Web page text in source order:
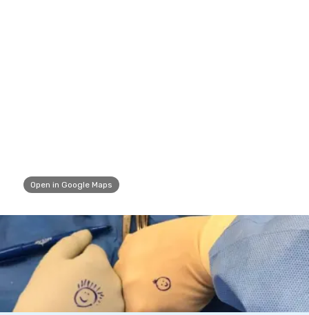
Open in Google Maps